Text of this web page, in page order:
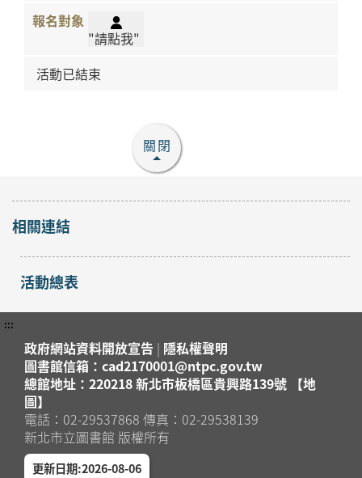
"請點我"
活動已結束
關閉
相關連結
活動總表
:::
政府網站資料開放宣告 | 隱私權聲明
圖書館信箱：cad2170001@ntpc.gov.tw
總館地址：220218 新北市板橋區貴興路139號 【地
圖】
電話：02-29537868 傳真：02-29538139
新北市立圖書館 版權所有
更新日期:2026-08-06